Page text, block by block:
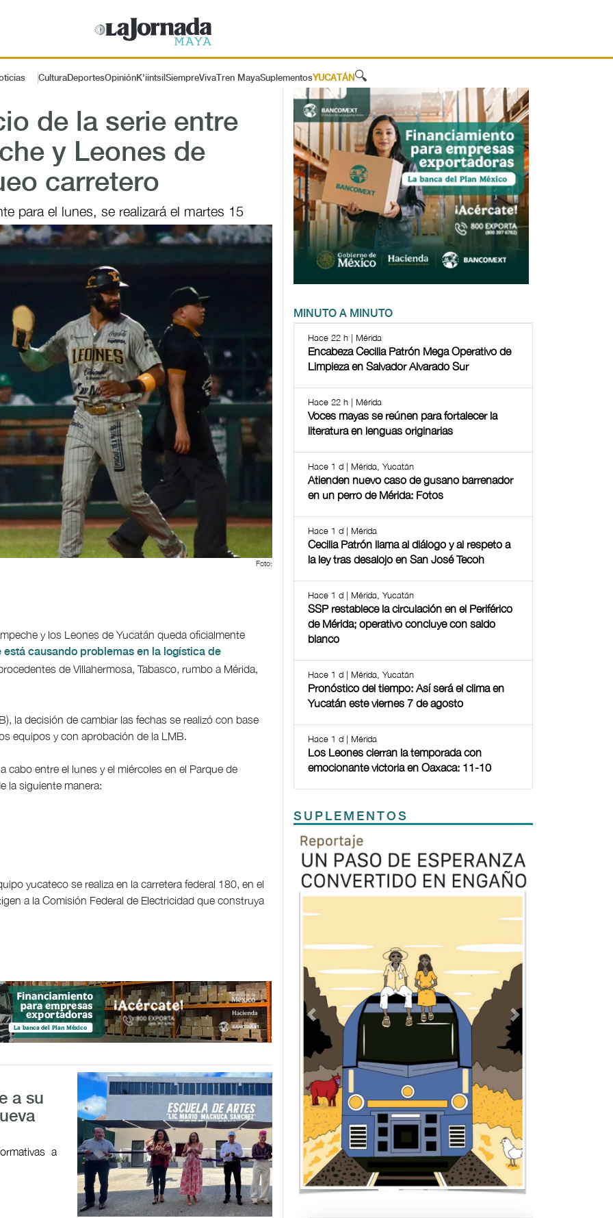
CulturaDeportesOpiniónK'iintsil SiempreViva Tren MayaSuplementosYUCATÁN 🔍
de la serie entre
y Leones de
carretero
para el lunes, se realizará el martes 15
Foto:
y los Leones de Yucatán queda oficialmente
causando problemas en la logística de
de Villahermosa, Tabasco, rumbo a Mérida,
la decisión de cambiar las fechas se realizó con base
equipos y con aprobación de la LMB.
cabo entre el lunes y el miércoles en el Parque de
la siguiente manera:
yucateco se realiza en la carretera federal 180, en el
a la Comisión Federal de Electricidad que construya
a su
a
MINUTO A MINUTO
Hace 22 h | Mérida
Encabeza Cecilia Patrón Mega Operativo de
Limpieza en Salvador Alvarado Sur
Hace 22 h | Mérida
Voces mayas se reúnen para fortalecer la
literatura en lenguas originarias
Hace 1 d | Mérida, Yucatán
Atienden nuevo caso de gusano barrenador
en un perro de Mérida: Fotos
Hace 1 d | Mérida
Cecilia Patrón llama al diálogo y al respeto a
la ley tras desalojo en San José Tecoh
Hace 1 d | Mérida, Yucatán
SSP restablece la circulación en el Periférico
de Mérida; operativo concluye con saldo
blanco
Hace 1 d | Mérida, Yucatán
Pronóstico del tiempo: Así será el clima en
Yucatán este viernes 7 de agosto
Hace 1 d | Mérida
Los Leones cierran la temporada con
emocionante victoria en Oaxaca: 11-10
SUPLEMENTOS
Previous Next